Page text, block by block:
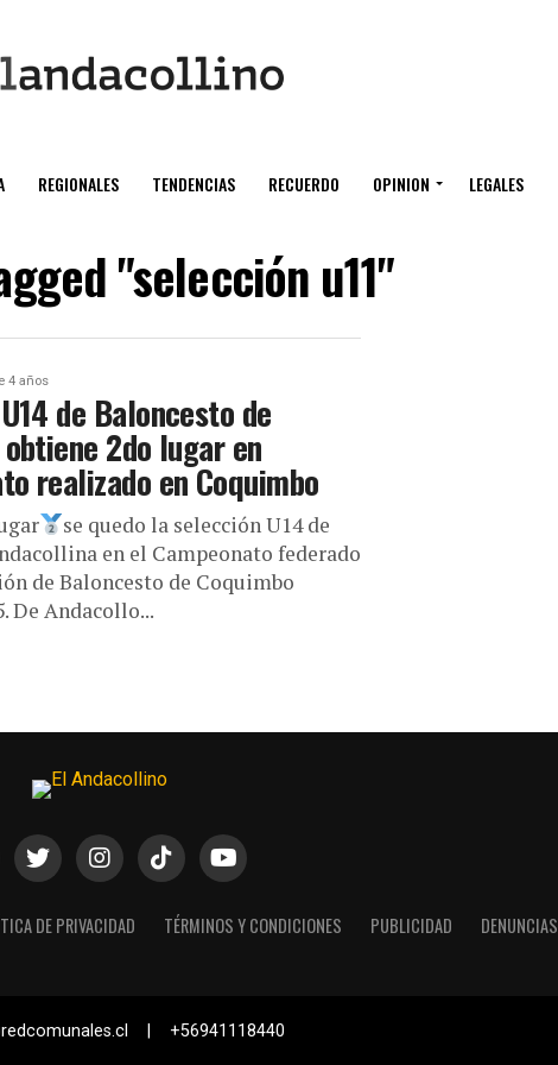
REGIONALES TENDENCIAS RECUERDO OPINION LEGALES
"selección u11"
4 años
de Baloncesto de
2do lugar en
realizado en Coquimbo
se quedo la selección U14 de
en el Campeonato federado
de Baloncesto de Coquimbo
De Andacollo...
DE PRIVACIDAD TÉRMINOS Y CONDICIONES PUBLICIDAD DENUNCIAS
| +56941118440